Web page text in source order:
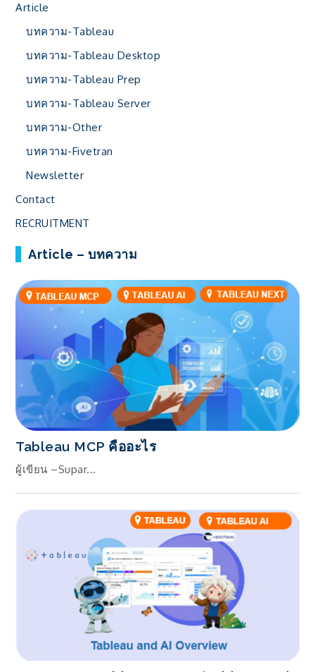
Article
บทความ-Tableau
บทความ-Tableau Desktop
บทความ-Tableau Prep
บทความ-Tableau Server
บทความ-Other
บทความ-Fivetran
Newsletter
Contact
RECRUITMENT
Article – บทความ
Tableau MCP คืออะไร
ผู้เขียน –Supar...